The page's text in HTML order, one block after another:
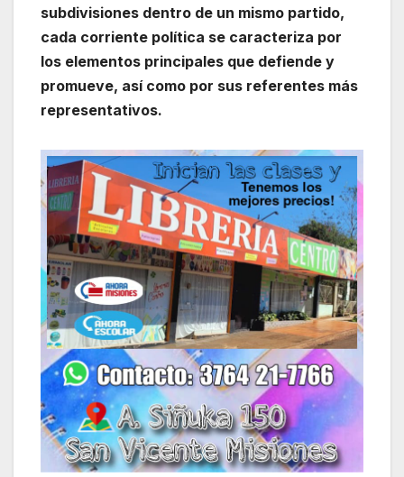
subdivisiones dentro de un mismo partido,
cada corriente política se caracteriza por
los elementos principales que defiende y
promueve, así como por sus referentes más
representativos.